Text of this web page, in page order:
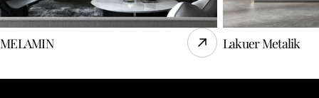
MELAMIN Lakuer Metalik